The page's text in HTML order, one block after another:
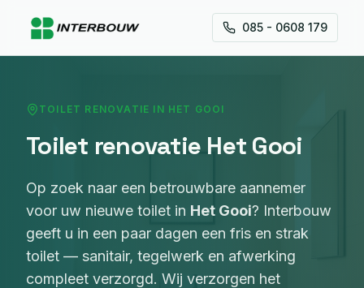
085 - 0608 179
TOILET RENOVATIE IN HET GOOI
Toilet renovatie Het Gooi
Op zoek naar een betrouwbare aannemer
voor uw nieuwe toilet in Het Gooi? Interbouw
geeft u in een paar dagen een fris en strak
toilet — sanitair, tegelwerk en afwerking
compleet verzorgd. Wij verzorgen het